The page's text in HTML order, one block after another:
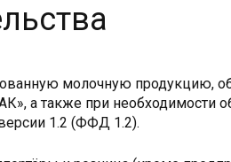
молочную продукцию,
а также при необходимости
1.2 (ФФД 1.2).